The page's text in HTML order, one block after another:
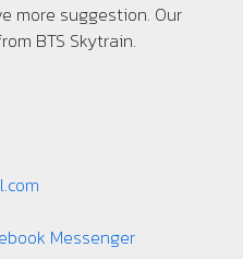
more suggestion. Our
BTS Skytrain.
Messenger